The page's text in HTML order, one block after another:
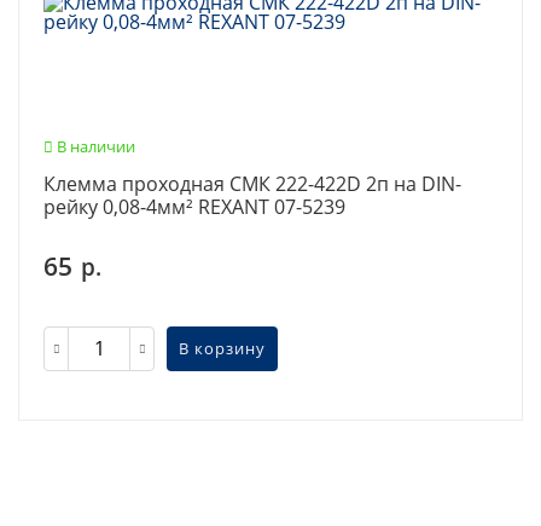
В наличии
Клемма проходная СМК 222-422D 2п на DIN-
рейку 0,08-4мм² REXANT 07-5239
65 р.
В корзину